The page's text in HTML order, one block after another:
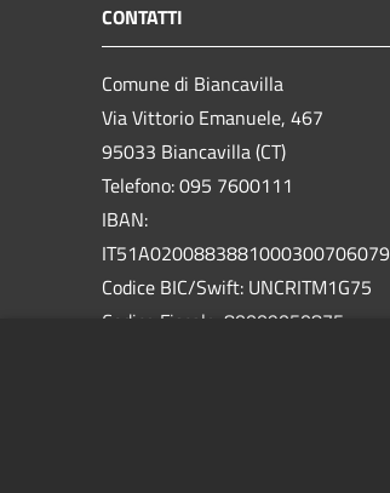
CONTATTI
Comune di Biancavilla
Via Vittorio Emanuele, 467
95033 Biancavilla (CT)
Telefono: 095 7600111
IBAN:
IT51A0200883881000300706079
Codice BIC/Swift: UNCRITM1G75
Codice Fiscale: 80009050875